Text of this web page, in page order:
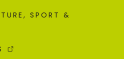
SPORT &